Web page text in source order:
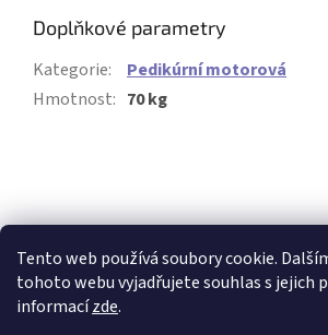
Tento web používá soubory cookie.
tohoto webu vyjadřujete souhlas s jejich
informacízde.
Doplňkové parametry
Kategorie:
Pedikúrní motorová
Hmotnost: 70 kg